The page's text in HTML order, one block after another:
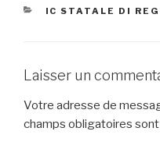
CATÉGORIES
IC STATALE DI
Laisser un
Votre adresse de
champs obligatoires